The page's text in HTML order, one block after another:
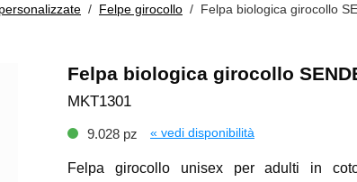
/ Felpe girocollo / Felpa biologica girocollo
Felpa biologica girocollo
MKT1301
9.028 pz « vedi disponibilità
Felpa girocollo unisex per adulti in